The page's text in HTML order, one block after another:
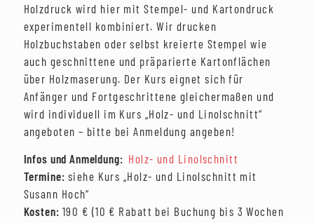
Holzdruck wird hier mit Stempel- und Kartondruck
experimentell kombiniert. Wir drucken
Holzbuchstaben oder selbst kreierte Stempel wie
auch geschnittene und präparierte Kartonflächen
über Holzmaserung. Der Kurs eignet sich für
Anfänger und Fortgeschrittene gleichermaßen und
wird individuell im Kurs „Holz- und Linolschnitt“
angeboten – bitte bei Anmeldung angeben!
Infos und Anmeldung: Holz- und Linolschnitt
Termine: siehe Kurs „Holz- und Linolschnitt mit
Susann Hoch“
Kosten: 190 € (10 € Rabatt bei Buchung bis 3 Wochen